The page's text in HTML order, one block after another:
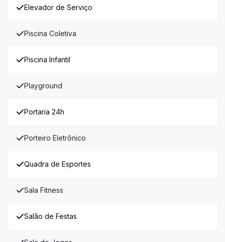
Elevador de Serviço
Piscina Coletiva
Piscina Infantil
Playground
Portaria 24h
Porteiro Eletrônico
Quadra de Esportes
Sala Fitness
Salão de Festas